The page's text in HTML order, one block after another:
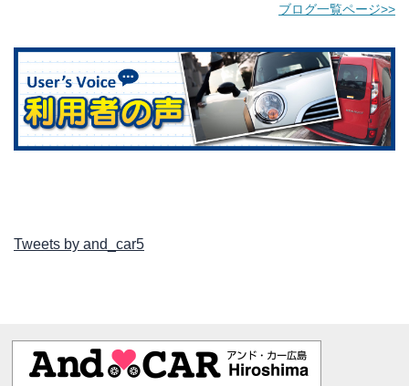
ブログ一覧ページ>>
Tweets by and_car5